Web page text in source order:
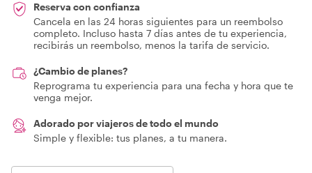
Reserva con confianza
Cancela en las 24 horas siguientes para un reembolso
completo. Incluso hasta 7 días antes de tu experiencia,
recibirás un reembolso, menos la tarifa de servicio.
¿Cambio de planes?
Reprograma tu experiencia para una fecha y hora que te
venga mejor.
Adorado por viajeros de todo el mundo
Simple y flexible: tus planes, a tu manera.